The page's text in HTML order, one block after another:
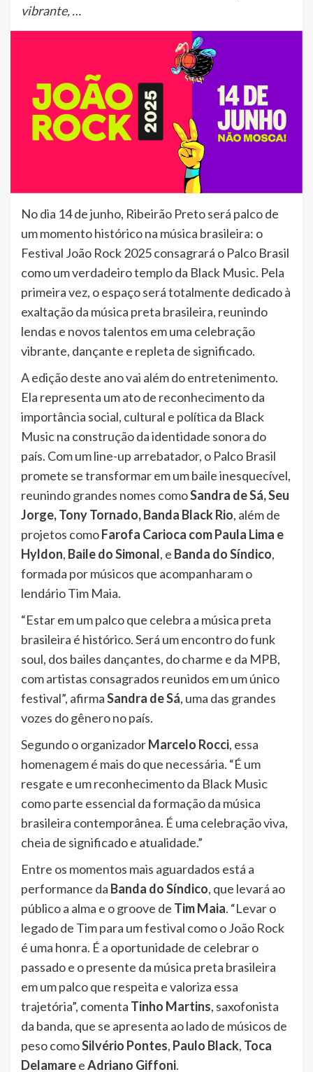
vibrante, …
No dia 14 de junho, Ribeirão Preto será palco de
um momento histórico na música brasileira: o
Festival João Rock 2025 consagrará o Palco Brasil
como um verdadeiro templo da Black Music. Pela
primeira vez, o espaço será totalmente dedicado à
exaltação da música preta brasileira, reunindo
lendas e novos talentos em uma celebração
vibrante, dançante e repleta de significado.
A edição deste ano vai além do entretenimento.
Ela representa um ato de reconhecimento da
importância social, cultural e política da Black
Music na construção da identidade sonora do
país. Com um line-up arrebatador, o Palco Brasil
promete se transformar em um baile inesquecível,
reunindo grandes nomes comoSandra de Sá, Seu
Jorge, Tony Tornado, Banda Black Rio, além de
projetos comoFarofa Carioca com Paula Lima e
Hyldon, Baile do Simonal, e Banda do Síndico,
formada por músicos que acompanharam o
lendário Tim Maia.
“Estar em um palco que celebra a música preta
brasileira é histórico. Será um encontro do funk
soul, dos bailes dançantes, do charme e da MPB,
com artistas consagrados reunidos em um único
festival”, afirmaSandra de Sá, uma das grandes
vozes do gênero no país.
Segundo o organizadorMarcelo Rocci, essa
homenagem é mais do que necessária. “É um
resgate e um reconhecimento da Black Music
como parte essencial da formação da música
brasileira contemporânea. É uma celebração viva,
cheia de significado e atualidade.”
Entre os momentos mais aguardados está a
performance da Banda do Síndico, que levará ao
público a alma e o groove de Tim Maia. “Levar o
legado de Tim para um festival como o João Rock
é uma honra. É a oportunidade de celebrar o
passado e o presente da música preta brasileira
em um palco que respeita e valoriza essa
trajetória”, comenta Tinho Martins, saxofonista
da banda, que se apresenta ao lado de músicos de
peso comoSilvério Pontes, Paulo Black, Toca
DelamareeAdriano Giffoni.